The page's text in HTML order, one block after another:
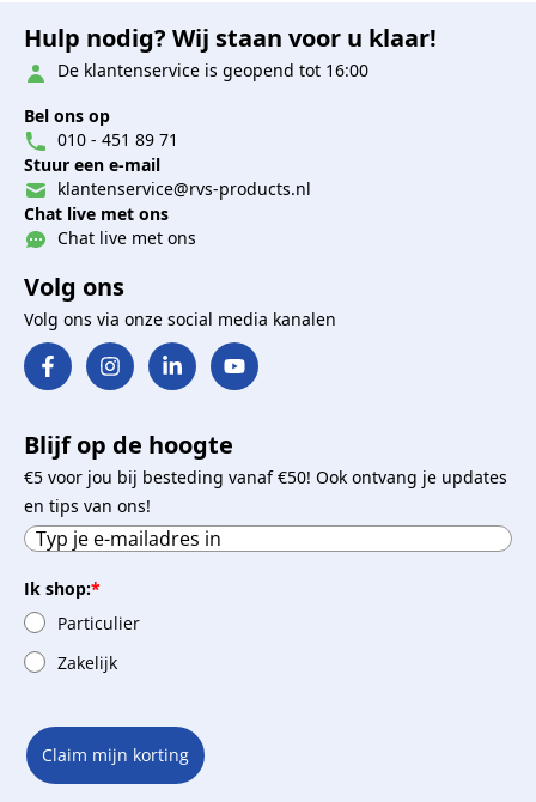
Hulp nodig? Wij staan voor u klaar!
De klantenservice is geopend tot 16:00
Bel ons op
010 - 451 89 71
Stuur een e-mail
klantenservice@rvs-products.nl
Chat live met ons
Chat live met ons
Volg ons
Volg ons via onze social media kanalen
Blijf op de hoogte
€5 voor jou bij besteding vanaf €50! Ook ontvang je updates
en tips van ons!
Ik shop:*
Particulier
Zakelijk
Claim mijn korting